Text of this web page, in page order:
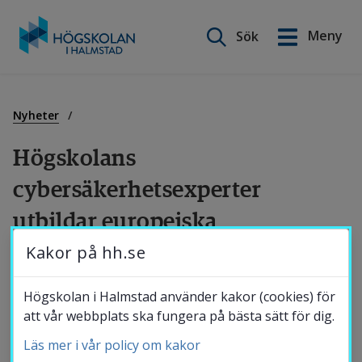
innehåll
Sök
Meny
Nyheter
Högskolans
cybersäkerhetsexperter
utbildar europeiska
polismyndigheter
I slutet av förra året slog svenska
Säkerhetspolisen fast att digitalisering,
globalisering och teknikutveckling har gjort
English
Utbildning
Forskning
Samverkan
Om Högskolan
Kakor på hh.se
Högskolan i Halmstad använder kakor (cookies) för
att vår webbplats ska fungera på bästa sätt för dig.
Läs mer i vår policy om kakor